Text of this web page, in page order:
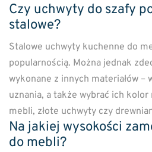
Czy uchwyty do szafy
stalowe?
Stalowe uchwyty kuchenne do
popularnością. Można jednak
wykonane z innych materiałów –
uznania, a także wybrać ich
mebli, złote uchwyty czy
Na jakiej wysokości
do mebli?